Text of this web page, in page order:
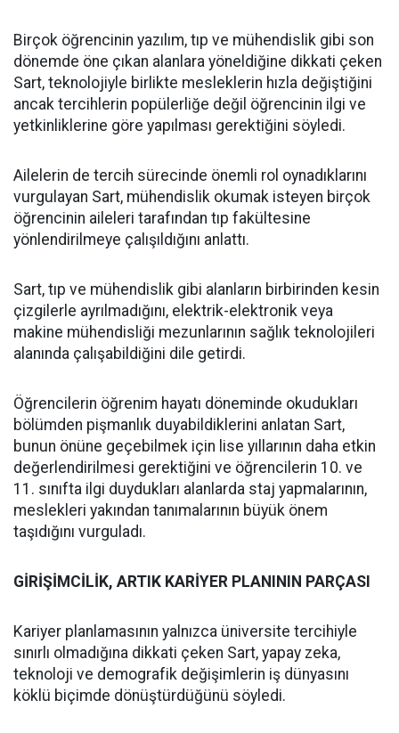
Birçok öğrencinin yazılım, tıp ve mühendislik gibi son
dönemde öne çıkan alanlara yöneldiğine dikkati çeken
Sart, teknolojiyle birlikte mesleklerin hızla değiştiğini
ancak tercihlerin popülerliğe değil öğrencinin ilgi ve
yetkinliklerine göre yapılması gerektiğini söyledi.
Ailelerin de tercih sürecinde önemli rol oynadıklarını
vurgulayan Sart, mühendislik okumak isteyen birçok
öğrencinin aileleri tarafından tıp fakültesine
yönlendirilmeye çalışıldığını anlattı.
Sart, tıp ve mühendislik gibi alanların birbirinden kesin
çizgilerle ayrılmadığını, elektrik-elektronik veya
makine mühendisliği mezunlarının sağlık teknolojileri
alanında çalışabildiğini dile getirdi.
Öğrencilerin öğrenim hayatı döneminde okudukları
bölümden pişmanlık duyabildiklerini anlatan Sart,
bunun önüne geçebilmek için lise yıllarının daha etkin
değerlendirilmesi gerektiğini ve öğrencilerin 10. ve
11. sınıfta ilgi duydukları alanlarda staj yapmalarının,
meslekleri yakından tanımalarının büyük önem
taşıdığını vurguladı.
GİRİŞİMCİLİK, ARTIK KARİYER PLANININ PARÇASI
Kariyer planlamasının yalnızca üniversite tercihiyle
sınırlı olmadığına dikkati çeken Sart, yapay zeka,
teknoloji ve demografik değişimlerin iş dünyasını
köklü biçimde dönüştürdüğünü söyledi.